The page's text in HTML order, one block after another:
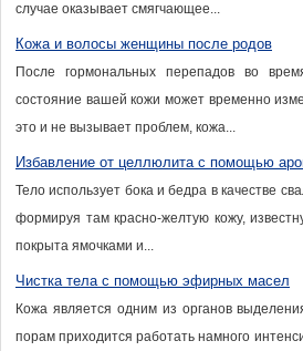
случае оказывает смягчающее...
Кожа и волосы женщины после родов
После гормональных перепадов во
состояние вашей кожи может временно
это и не вызывает проблем, кожа...
Избавление от целлюлита с помощью
Тело использует бока и бедра в качестве
формируя там красно-желтую кожу,
покрыта ямочками и...
Чистка тела с помощью эфирных масел
Кожа является одним из органов
порам приходится работать намного